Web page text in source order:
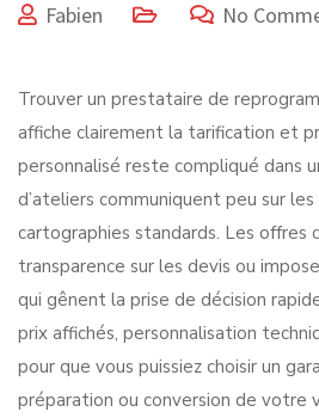
Fabien No
Trouver un prestataire de
affiche clairement la tarification et
personnalisé reste compliqué dans
d’ateliers communiquent peu sur
cartographies standards. Les offres
transparence sur les devis ou
qui gênent la prise de décision
prix affichés, personnalisation
pour que vous puissiez choisir un
préparation ou conversion de votre